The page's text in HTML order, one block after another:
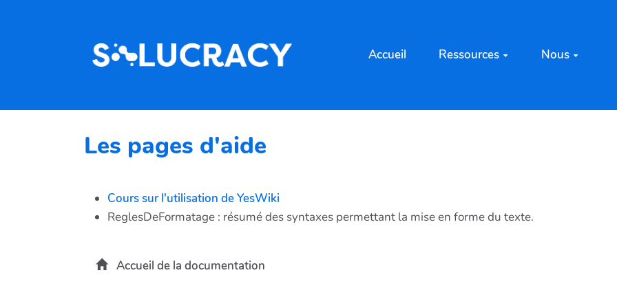
Accueil Ressources Nous
Les pages d'aide
Cours sur l'utilisation de YesWiki
ReglesDeFormatage : résumé des syntaxes permettant la mise en forme du texte.
Accueil de la documentation